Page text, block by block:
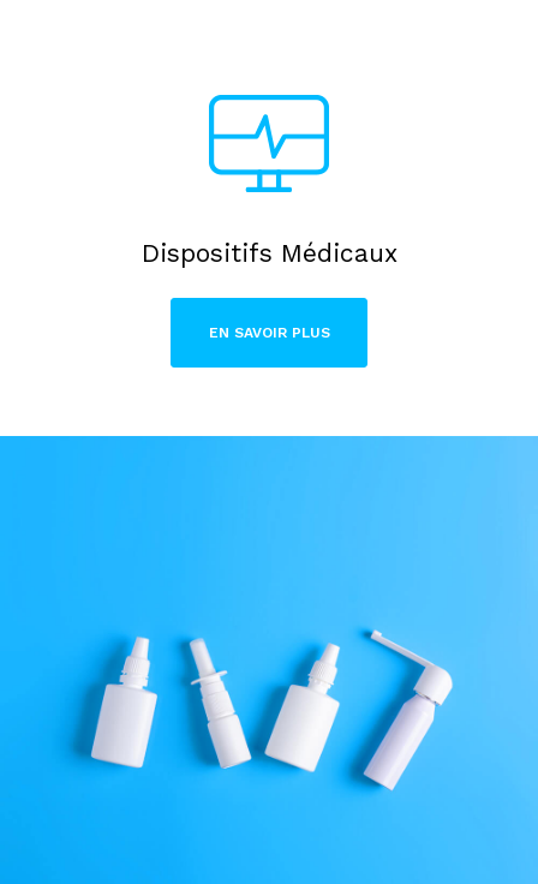
Dispositifs Médicaux
EN SAVOIR PLUS